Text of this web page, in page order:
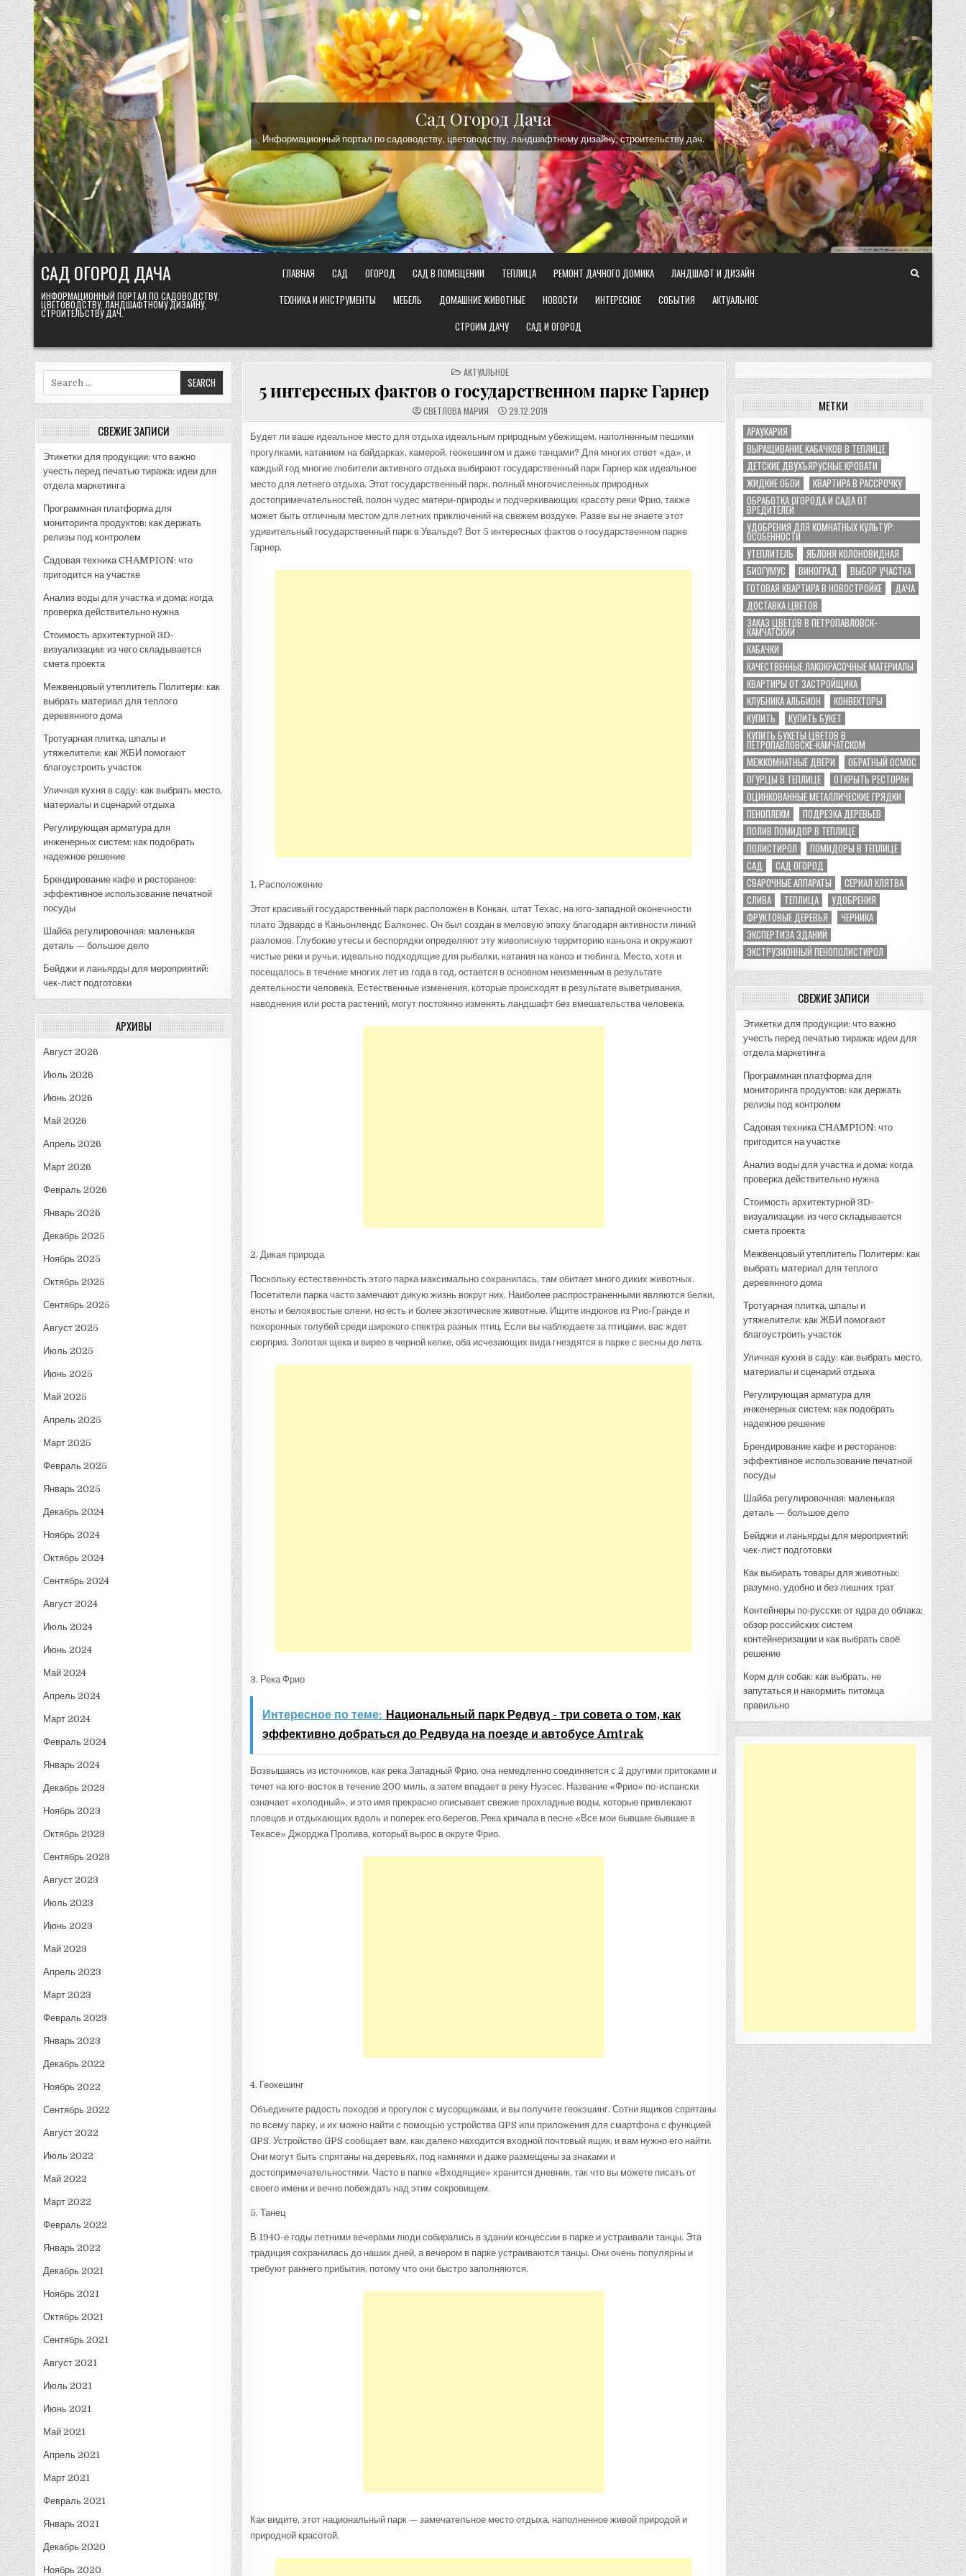
Skip
to
content
Сад Огород Дача
Информационный портал по садоводству, цветоводству, ландшафтному дизайну, строительству дач.
САД ОГОРОД ДАЧА
ИНФОРМАЦИОННЫЙ ПОРТАЛ ПО САДОВОДСТВУ,
ЦВЕТОВОДСТВУ, ЛАНДШАФТНОМУ ДИЗАЙНУ,
СТРОИТЕЛЬСТВУ ДАЧ.
ГЛАВНАЯ САД ОГОРОД САД В ПОМЕЩЕНИИ ТЕПЛИЦА РЕМОНТ ДАЧНОГО ДОМИКА
ЛАНДШАФТ И ДИЗАЙН
ТЕХНИКА И ИНСТРУМЕНТЫ
МЕБЕЛЬ ДОМАШНИЕ ЖИВОТНЫЕ НОВОСТИ ИНТЕРЕСНОЕ СОБЫТИЯ
АКТУАЛЬНОЕ
СТРОИМ ДАЧУ
САД И ОГОРОД
СВЕЖИЕ ЗАПИСИ
Этикетки для продукции: что важно
учесть перед печатью тиража: идеи для
отдела маркетинга
Программная платформа для
мониторинга продуктов: как держать
релизы под контролем
Садовая техника CHAMPION: что
пригодится на участке
Анализ воды для участка и дома: когда
проверка действительно нужна
Стоимость архитектурной 3D-
визуализации: из чего складывается
смета проекта
Межвенцовый утеплитель Политерм: как
выбрать материал для теплого
деревянного дома
Тротуарная плитка, шпалы и
утяжелители: как ЖБИ помогают
благоустроить участок
Уличная кухня в саду: как выбрать место,
материалы и сценарий отдыха
Регулирующая арматура для
инженерных систем: как подобрать
надежное решение
Брендирование кафе и ресторанов:
эффективное использование печатной
посуды
Шайба регулировочная: маленькая
деталь — большое дело
Бейджи и ланьярды для мероприятий:
чек-лист подготовки
АРХИВЫ
Август 2026
Июль 2026
Июнь 2026
Май 2026
Апрель 2026
Март 2026
Февраль 2026
Январь 2026
Декабрь 2025
Ноябрь 2025
Октябрь 2025
Сентябрь 2025
Август 2025
Июль 2025
Июнь 2025
Май 2025
Апрель 2025
Март 2025
Февраль 2025
Январь 2025
Декабрь 2024
Ноябрь 2024
Октябрь 2024
Сентябрь 2024
Август 2024
Июль 2024
Июнь 2024
Май 2024
Апрель 2024
Март 2024
Февраль 2024
Январь 2024
Декабрь 2023
Ноябрь 2023
Октябрь 2023
Сентябрь 2023
Август 2023
Июль 2023
Июнь 2023
Май 2023
Апрель 2023
Март 2023
Февраль 2023
Январь 2023
Декабрь 2022
Ноябрь 2022
Сентябрь 2022
Август 2022
Июль 2022
Май 2022
Март 2022
Февраль 2022
Январь 2022
Декабрь 2021
Ноябрь 2021
Октябрь 2021
Сентябрь 2021
Август 2021
Июль 2021
Июнь 2021
Май 2021
Апрель 2021
Март 2021
Февраль 2021
Январь 2021
Декабрь 2020
Ноябрь 2020
POSTED
IN
АКТУАЛЬНОЕ
5 интересных фактов о государственном парке Гарнер
СВЕТЛОВА МАРИЯ 29.12.2019
Будет ли ваше идеальное место для отдыха идеальным природным убежищем, наполненным пешими
прогулками, катанием на байдарках, камерой, геокешингом и даже танцами? Для многих ответ «да», и
каждый год многие любители активного отдыха выбирают государственный парк Гарнер как идеальное
место для летнего отдыха. Этот государственный парк, полный многочисленных природных
достопримечательностей, полон чудес матери-природы и подчеркивающих красоту реки Фрио, также
может быть отличным местом для летних приключений на свежем воздухе. Разве вы не знаете этот
удивительный государственный парк в Увальде? Вот 5 интересных фактов о государственном парке
Гарнер.
1. Расположение
Этот красивый государственный парк расположен в Конкан, штат Техас, на юго-западной оконечности
плато Эдвардс в Каньонлендс Балконес. Он был создан в меловую эпоху благодаря активности линий
разломов. Глубокие утесы и беспорядки определяют эту живописную территорию каньона и окружают
чистые реки и ручьи, идеально подходящие для рыбалки, катания на каноэ и тюбинга. Место, хотя и
посещалось в течение многих лет из года в год, остается в основном неизменным в результате
деятельности человека. Естественные изменения, которые происходят в результате выветривания,
наводнения или роста растений, могут постоянно изменять ландшафт без вмешательства человека.
2. Дикая природа
Поскольку естественность этого парка максимально сохранилась, там обитает много диких животных.
Посетители парка часто замечают дикую жизнь вокруг них. Наиболее распространенными являются белки,
еноты и белохвостые олени, но есть и более экзотические животные. Ищите индюков из Рио-Гранде и
похоронных голубей среди широкого спектра разных птиц. Если вы наблюдаете за птицами, вас ждет
сюрприз. Золотая щека и вирео в черной кепке, оба исчезающих вида гнездятся в парке с весны до лета.
3. Река Фрио
Интересное по теме: Национальный парк Редвуд - три совета о том, как
эффективно добраться до Редвуда на поезде и автобусе Amtrak
Возвышаясь из источников, как река Западный Фрио, она немедленно соединяется с 2 другими притоками и
течет на юго-восток в течение 200 миль, а затем впадает в реку Нуэсес. Название «Фрио» по-испански
означает «холодный», и это имя прекрасно описывает свежие прохладные воды, которые привлекают
пловцов и отдыхающих вдоль и поперек его берегов. Река кричала в песне «Все мои бывшие бывшие в
Техасе» Джорджа Пролива, который вырос в округе Фрио.
4. Геокешинг
Объедините радость походов и прогулок с мусорщиками, и вы получите геокэшинг. Сотни ящиков спрятаны
по всему парку, и их можно найти с помощью устройства GPS или приложения для смартфона с функцией
GPS. Устройство GPS сообщает вам, как далеко находится входной почтовый ящик, и вам нужно его найти.
Они могут быть спрятаны на деревьях, под камнями и даже размещены за знаками и
достопримечательностями. Часто в папке «Входящие» хранится дневник, так что вы можете писать от
своего имени и вечно побеждать над этим сокровищем.
5. Танец
В 1940-е годы летними вечерами люди собирались в здании концессии в парке и устраивали танцы. Эта
традиция сохранилась до наших дней, а вечером в парке устраиваются танцы. Они очень популярны и
требуют раннего прибытия, потому что они быстро заполняются.
Как видите, этот национальный парк — замечательное место отдыха, наполненное живой природой и
природной красотой.
МЕТКИ
АРАУКАРИЯ
ВЫРАЩИВАНИЕ КАБАЧКОВ В ТЕПЛИЦЕ
ДЕТСКИЕ ДВУХЪЯРУСНЫЕ КРОВАТИ
ЖИДКИЕ ОБОИ
КВАРТИРА В РАССРОЧКУ
ОБРАБОТКА ОГОРОДА И САДА ОТ
ВРЕДИТЕЛЕЙ
УДОБРЕНИЯ ДЛЯ КОМНАТНЫХ КУЛЬТУР:
ОСОБЕННОСТИ
УТЕПЛИТЕЛЬ
ЯБЛОНЯ КОЛОНОВИДНАЯ
БИОГУМУС
ВИНОГРАД
ВЫБОР УЧАСТКА
ГОТОВАЯ КВАРТИРА В НОВОСТРОЙКЕ
ДАЧА
ДОСТАВКА ЦВЕТОВ
ЗАКАЗ ЦВЕТОВ В ПЕТРОПАВЛОВСК-
КАМЧАТСКИЙ
КАБАЧКИ
КАЧЕСТВЕННЫЕ ЛАКОКРАСОЧНЫЕ МАТЕРИАЛЫ
КВАРТИРЫ ОТ ЗАСТРОЙЩИКА
КЛУБНИКА АЛЬБИОН
КОНВЕКТОРЫ
КУПИТЬ
КУПИТЬ БУКЕТ
КУПИТЬ БУКЕТЫ ЦВЕТОВ В
ПЕТРОПАВЛОВСКЕ-КАМЧАТСКОМ
МЕЖКОМНАТНЫЕ ДВЕРИ
ОБРАТНЫЙ ОСМОС
ОГУРЦЫ В ТЕПЛИЦЕ
ОТКРЫТЬ РЕСТОРАН
ОЦИНКОВАННЫЕ МЕТАЛЛИЧЕСКИЕ ГРЯДКИ
ПЕНОПЛЕКМ
ПОДРЕЗКА ДЕРЕВЬЕВ
ПОЛИВ ПОМИДОР В ТЕПЛИЦЕ
ПОЛИСТИРОЛ
ПОМИДОРЫ В ТЕПЛИЦЕ
САД
САД ОГОРОД
СВАРОЧНЫЕ АППАРАТЫ
СЕРИАЛ КЛЯТВА
СЛИВА
ТЕПЛИЦА
УДОБРЕНИЯ
ФРУКТОВЫЕ ДЕРЕВЬЯ
ЧЕРНИКА
ЭКСПЕРТИЗА ЗДАНИЙ
ЭКСТРУЗИОННЫЙ ПЕНОПОЛИСТИРОЛ
СВЕЖИЕ ЗАПИСИ
Этикетки для продукции: что важно
учесть перед печатью тиража: идеи для
отдела маркетинга
Программная платформа для
мониторинга продуктов: как держать
релизы под контролем
Садовая техника CHAMPION: что
пригодится на участке
Анализ воды для участка и дома: когда
проверка действительно нужна
Стоимость архитектурной 3D-
визуализации: из чего складывается
смета проекта
Межвенцовый утеплитель Политерм: как
выбрать материал для теплого
деревянного дома
Тротуарная плитка, шпалы и
утяжелители: как ЖБИ помогают
благоустроить участок
Уличная кухня в саду: как выбрать место,
материалы и сценарий отдыха
Регулирующая арматура для
инженерных систем: как подобрать
надежное решение
Брендирование кафе и ресторанов:
эффективное использование печатной
посуды
Шайба регулировочная: маленькая
деталь — большое дело
Бейджи и ланьярды для мероприятий:
чек-лист подготовки
Как выбирать товары для животных:
разумно, удобно и без лишних трат
Контейнеры по‑русски: от ядра до облака:
обзор российских систем
контейнеризации и как выбрать своё
решение
Корм для собак: как выбрать, не
запутаться и накормить питомца
правильно